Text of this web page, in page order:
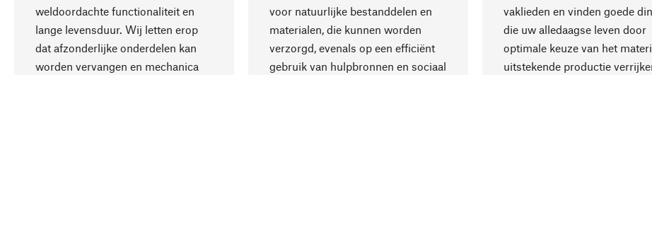
weldoordachte functionaliteit en
lange levensduur. Wij letten erop
dat afzonderlijke onderdelen kan
worden vervangen en mechanica
voor natuurlijke bestanddelen en
materialen, die kunnen worden
verzorgd, evenals op een efficiënt
gebruik van hulpbronnen en sociaal
vaklieden en vinden goede
die uw alledaagse leven door
optimale keuze van het
uitstekende productie